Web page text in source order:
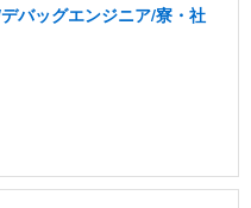
バッグエンジニア/寮・社